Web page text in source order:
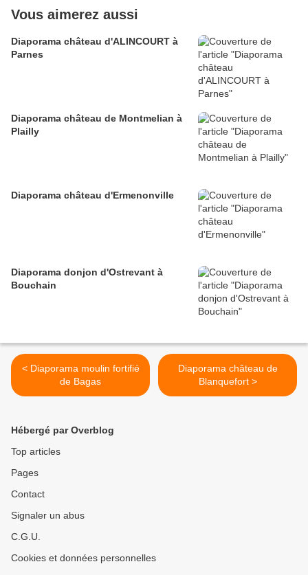
Vous aimerez aussi
Diaporama château d'ALINCOURT à
Parnes
Diaporama château de Montmelian à
Plailly
Diaporama château d'Ermenonville
Diaporama donjon d'Ostrevant à
Bouchain
< Diaporama moulin fortifié
de Bagas
Diaporama château de
Blanquefort >
Hébergé par Overblog
Top articles
Pages
Contact
Signaler un abus
C.G.U.
Cookies et données personnelles